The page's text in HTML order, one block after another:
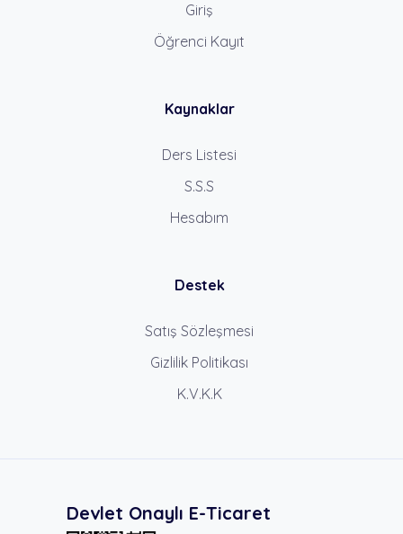
Giriş
Öğrenci Kayıt
Kaynaklar
Ders Listesi
S.S.S
Hesabım
Destek
Satış Sözleşmesi
Gizlilik Politikası
K.V.K.K
Devlet Onaylı E-Ticaret